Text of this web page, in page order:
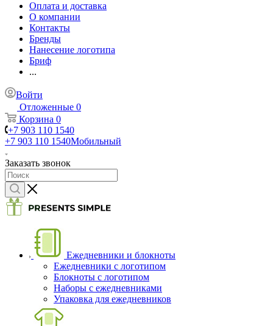
Оплата и доставка
О компании
Контакты
Бренды
Нанесение логотипа
Бриф
...
Войти
Отложенные 0
Корзина 0
+7 903 110 1540
+7 903 110 1540Мобильный
Заказать звонок
Ежедневники и блокноты
Ежедневники с логотипом
Блокноты с логотипом
Наборы с ежедневниками
Упаковка для ежедневников